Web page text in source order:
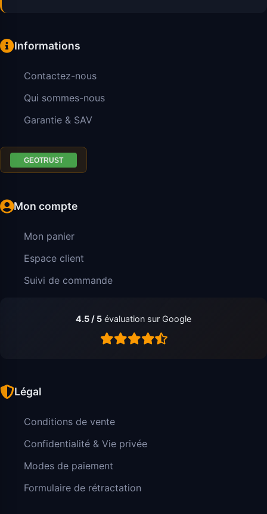
Informations
Contactez-nous
Qui sommes-nous
Garantie & SAV
Mon compte
Mon panier
Espace client
Suivi de commande
4.5 / 5 évaluation sur Google
Légal
Conditions de vente
Confidentialité & Vie privée
Modes de paiement
Formulaire de rétractation